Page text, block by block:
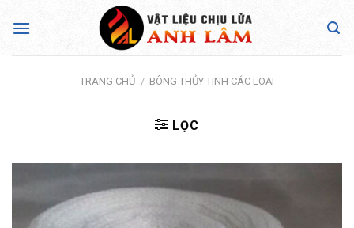
TRANG CHỦ / BÔNG THỦY TINH CÁC LOẠI
LỌC